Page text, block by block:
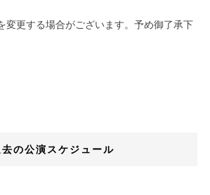
変更する場合がございます。予め御了承下
去の公演スケジュール